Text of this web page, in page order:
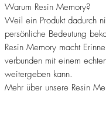
Warum Resin Memory?
Weil ein Produkt dadurch
persönliche Bedeutung
Resin Memory macht
verbunden mit einem
weitergeben kann.
Mehr über unsere Resin